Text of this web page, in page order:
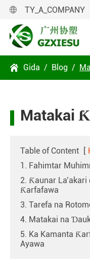
 TY_A_COMPANY
 Gida Blog
Matakai
Table of Content [
1. Fahimtar
2. Ƙaunar
Ƙarfafawa
3. Tarefa na
4. Matakai na
5. Ka Kamanta
Ayawa